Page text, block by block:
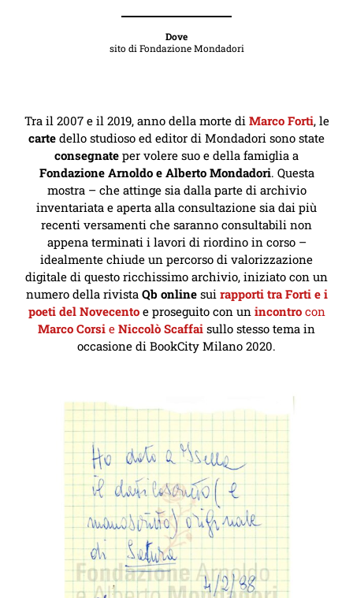
Dove
sito di Fondazione Mondadori
Tra il 2007 e il 2019, anno della morte di Marco Forti, le
carte dello studioso ed editor di Mondadori sono state
consegnate per volere suo e della famiglia a
Fondazione Arnoldo e Alberto Mondadori. Questa
mostra – che attinge sia dalla parte di archivio
inventariata e aperta alla consultazione sia dai più
recenti versamenti che saranno consultabili non
appena terminati i lavori di riordino in corso –
idealmente chiude un percorso di valorizzazione
digitale di questo ricchissimo archivio, iniziato con un
numero della rivista Qb onlinesui rapporti tra Forti e i
poeti del Novecentoe proseguito con un incontrocon
Marco Corsi e Niccolò Scaffai sullo stesso tema in
occasione di BookCity Milano 2020.